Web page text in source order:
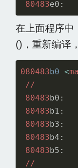
80483e0:
在上面程序中
()，重新编译
080483b0 <
//
80483b0:
80483b1:
80483b3:
80483b4:
80483b5:
//